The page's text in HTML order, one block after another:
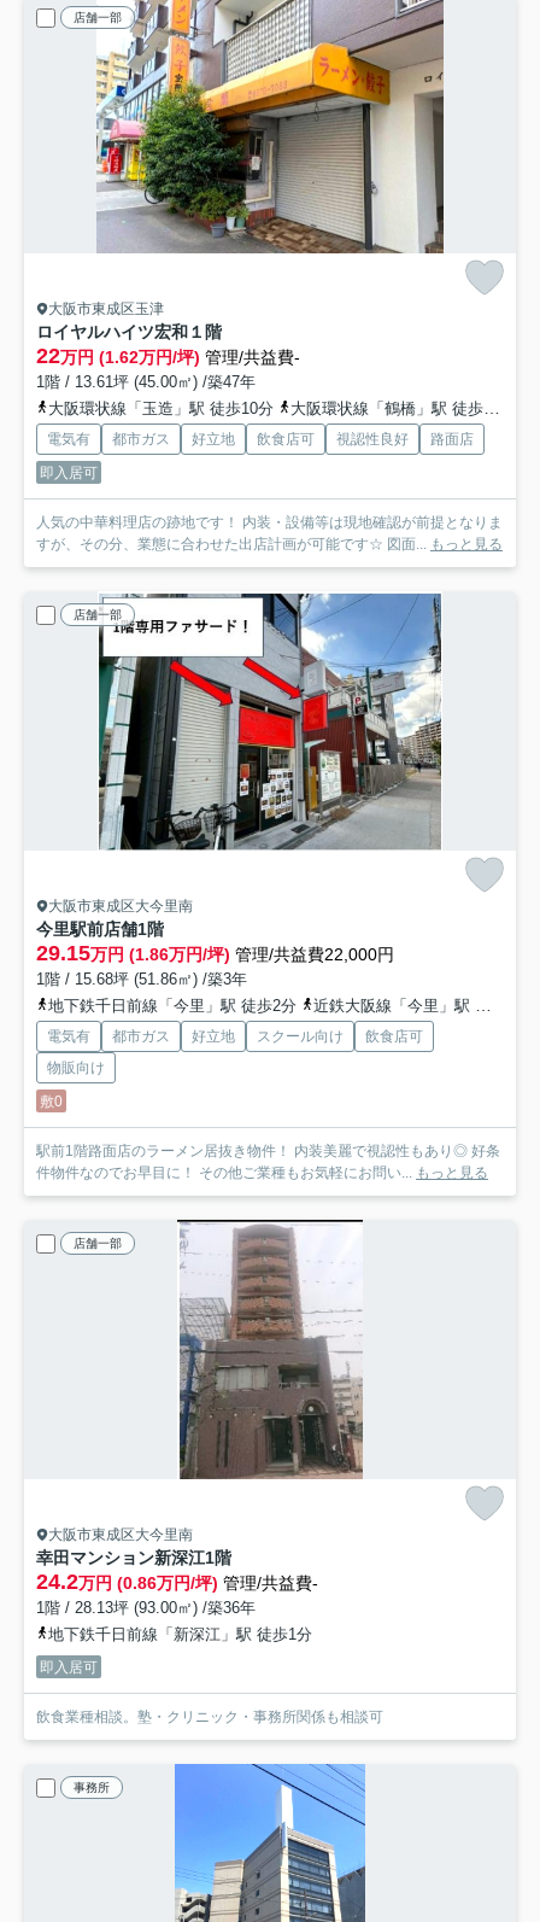
店舗一部
大阪市東成区玉津
ロイヤルハイツ宏和１階
22万円 (1.62万円/坪) 管理/共益費-
1階 / 13.61坪 (45.00㎡) /築47年
大阪環状線「玉造」駅 徒歩10分
大阪環状線「鶴橋」駅 徒歩11分
電気有 都市ガス 好立地 飲食店可 視認性良好
路面店
即入居可
人気の中華料理店の跡地です！ 内装・設備等は現地確認が前提となりま
すが、その分、業態に合わせた出店計画が可能です☆ 図面... もっと見る
店舗一部
大阪市東成区大今里南
今里駅前店舗1階
29.15万円 (1.86万円/坪) 管理/共益費22,000円
1階 / 15.68坪 (51.86㎡) /築3年
地下鉄千日前線「今里」駅 徒歩2分
近鉄大阪線「今里」駅 徒歩11分
電気有 都市ガス 好立地 スクール向け
飲食店可
物販向け
敷0
駅前1階路面店のラーメン居抜き物件！ 内装美麗で視認性もあり◎ 好条
件物件なのでお早目に！ その他ご業種もお気軽にお問い... もっと見る
店舗一部
大阪市東成区大今里南
幸田マンション新深江1階
24.2万円 (0.86万円/坪) 管理/共益費-
1階 / 28.13坪 (93.00㎡) /築36年
地下鉄千日前線「新深江」駅 徒歩1分
即入居可
飲食業種相談。塾・クリニック・事務所関係も相談可
事務所